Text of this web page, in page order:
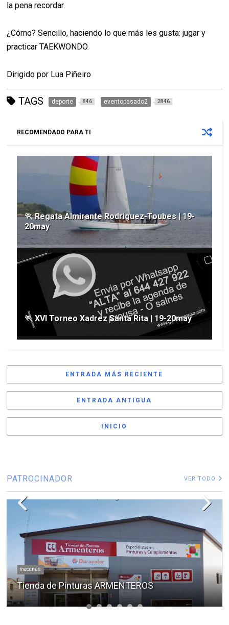
la pena recordar.
¿Cómo? Sencillo, haciendo lo que más les gusta: jugar y
practicar TAEKWONDO.
Dirigido por Lua Piñeiro
TAGS deporte 846 eventopasado2 2846
RECOMENDADO PARA TI
🏃 Regata Almirante Rodriguez-Toubes | 19-
20may
🏃 XVI Torneo Xadrez Santa Rita | 19-20may
ENTRADA MÁS RECIENTE
ENTRADA ANTIGUA
INICIO
PATROCINADOR VER TODO
mecenas
Tienda de Pinturas ARMENTEROS